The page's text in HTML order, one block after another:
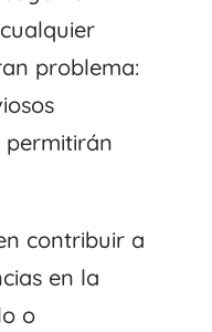
problema:
permitirán
contribuir a
en la
o